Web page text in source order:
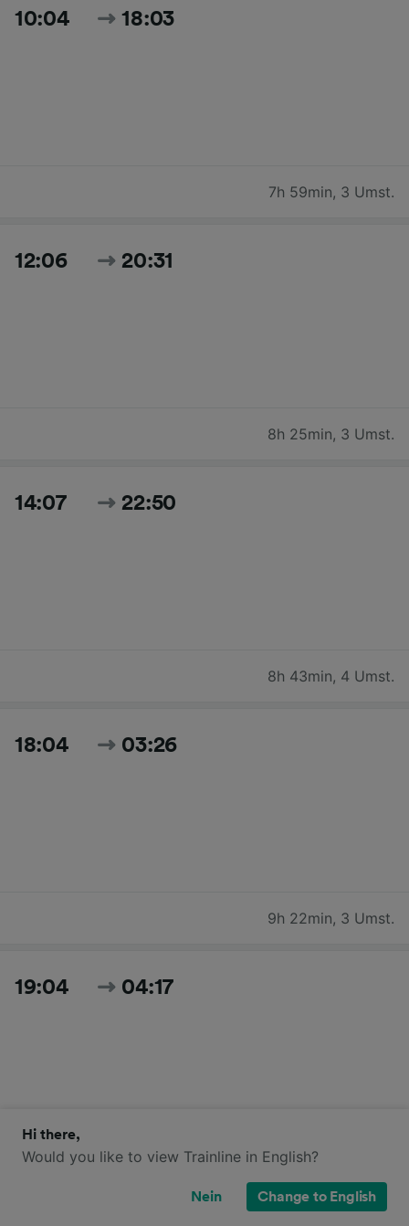
10:04 18:03
7h 59min, 3 Umst.
12:06 20:31
8h 25min, 3 Umst.
14:07 22:50
8h 43min, 4 Umst.
18:04 03:26
9h 22min, 3 Umst.
19:04 04:17
9h 13min
Zeiten und Preise für heute suchen
Hi there,
Would you like to view Trainline in English?
Nein Change to English